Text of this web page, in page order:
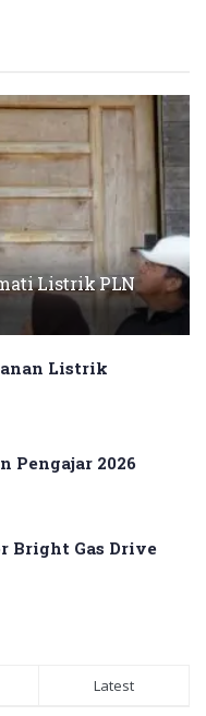
Listrik PLN
Listrik
Pengajar 2026
Bright Gas Drive
Latest